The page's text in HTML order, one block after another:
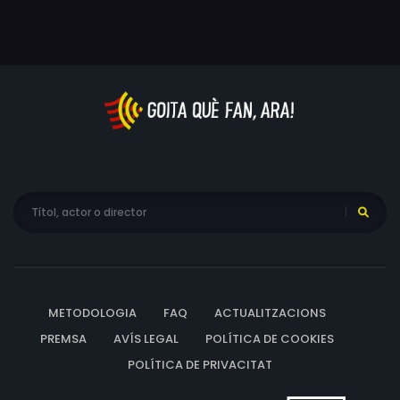
seva falta de voluntat per tenir fills.
METODOLOGIA FAQ
ACTUALITZACIONS
PREMSA
AVÍS LEGAL
POLÍTICA DE COOKIES
POLÍTICA DE PRIVACITAT